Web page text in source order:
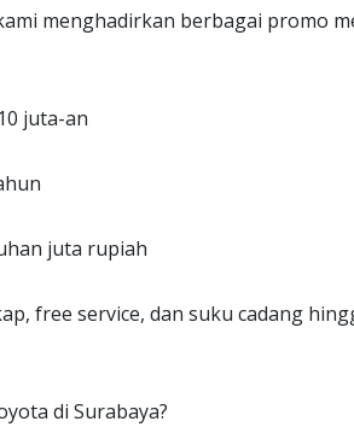
menghadirkan berbagai promo
juta-an
juta rupiah
free service, dan suku cadang
di Surabaya?